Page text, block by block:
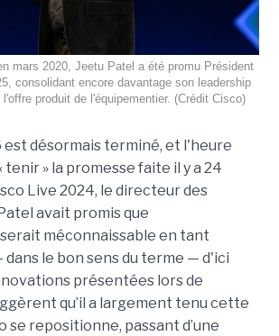
mars 2020, Jeetu Patel a été promu Président
consolidant encore davantage son leadership
produit de l'équipementier. (Crédit Cisco)
est désormais terminé, et l'heure
» la promesse faite il y a 24
Live 2024, le directeur des
avait promis que
méconnaissable en tant
le bon sens du terme — d'ici
présentées lors de
qu’il a largement tenu cette
se repositionne, passant d’une